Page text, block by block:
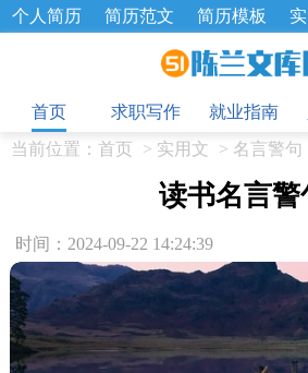
个人简历 简历范文 简历模板
招聘选拔 绩效考核 企
工作总结
辞职报告
首页
求职写作 就业指南
当前位置： 首页 > 实用文 > 名言警句
读书名言警
时间：2024-09-22 14:24:39